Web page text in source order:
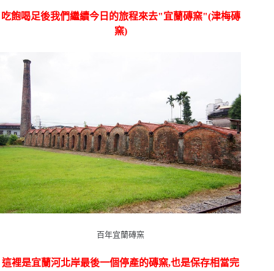
吃飽喝足後我們繼續今日的旅程來去"宜蘭磚窯"(津梅磚
窯)
百年宜蘭磚窯
這裡是宜蘭河北岸最後一個停產的磚窯,也是保存相當完